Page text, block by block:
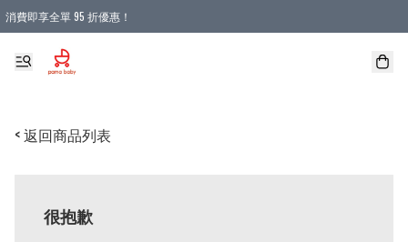
消費即享全單 95 折優惠！
購物滿 HKD 900.00即享免運費優惠！（適用於 本地送貨、本地取貨 )
< 返回商品列表
很抱歉